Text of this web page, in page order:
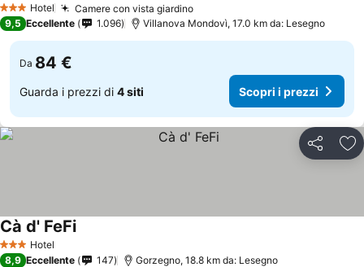
3 StelleHotel Camere con vista giardino
9,5 Eccellente 1.096 Villanova Mondovì, 17.0 km da: Lesegno
Da 84 €
Guarda i prezzi di 4 siti Scopri i prezzi
Condividi
3 StelleHotel
Cà d' FeFi
8,9 Eccellente 147 Gorzegno, 18.8 km da: Lesegno